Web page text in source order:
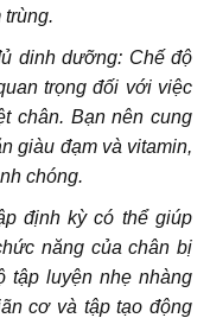
dinh dưỡng: Chế độ
trọng đối với việc
chân. Bạn nên cung
giàu đạm và vitamin,
chóng.
định kỳ có thể giúp
năng của chân bị
tập luyện nhẹ nhàng
cơ và tập tạo động